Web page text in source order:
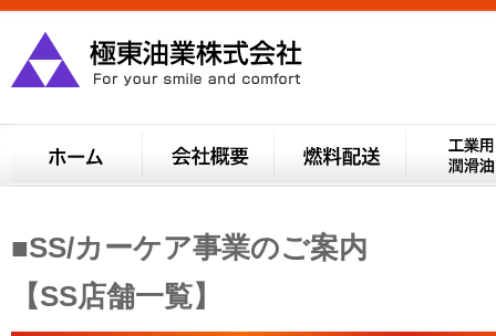
■SS/カーケア事業のご案内
【SS店舗一覧】